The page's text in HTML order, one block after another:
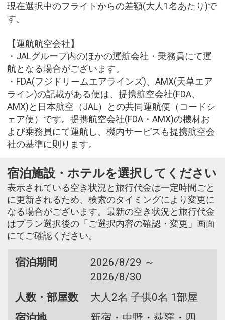
現在選択中のフライトからの差額(大人1名あたり)で
す。
【運航航空会社】
・JALグループ内のほかの運航会社・乗務員にて運
航となる場合がございます。
・FDA(フジドリームエアラインズ)、AMX(天草エア
ライン)の記載がある便は、提携航空会社(FDA、
AMX)と日本航空（JAL）との共同運航便（コードシ
ェア便）です。提携航空会社(FDA・AMX)の機材お
よび乗務員にて運航し、機内サービスも提携航空会
社の基準に則ります。
宿泊施設・ホテルを選択してください
表示されている空き状況と旅行代金は一定時間ごと
に更新されるため、検索のタイミングにより変更に
なる場合がございます。最新の空き状況と旅行代金
はプラン選択後の「ご選択内容の確認・変更」画面
にてご確認ください。
宿泊期間
2026/8/29 ～
2026/8/30
人数・部屋数
大人2名 子供0名 1部屋